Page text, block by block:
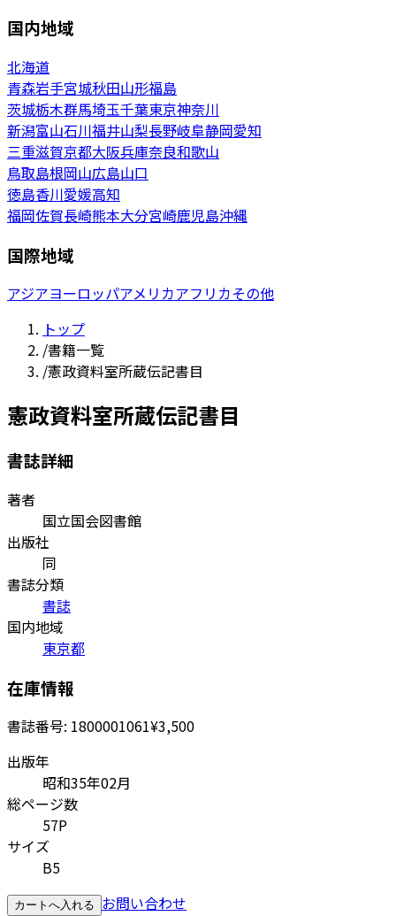
国内地域
北海道
青森岩手宮城秋田山形福島
茨城栃木群馬埼玉千葉東京神奈川
新潟富山石川福井山梨長野岐阜静岡愛知
三重滋賀京都大阪兵庫奈良和歌山
鳥取島根岡山広島山口
徳島香川愛媛高知
福岡佐賀長崎熊本大分宮崎鹿児島沖縄
国際地域
アジアヨーロッパアメリカアフリカその他
トップ
/書籍一覧
/憲政資料室所蔵伝記書目
憲政資料室所蔵伝記書目
書誌詳細
著者
国立国会図書館
出版社
同
書誌分類
書誌
国内地域
東京都
在庫情報
書誌番号: 1800001061¥3,500
出版年
昭和35年02月
総ページ数
57P
サイズ
B5
カートへ入れる お問い合わせ